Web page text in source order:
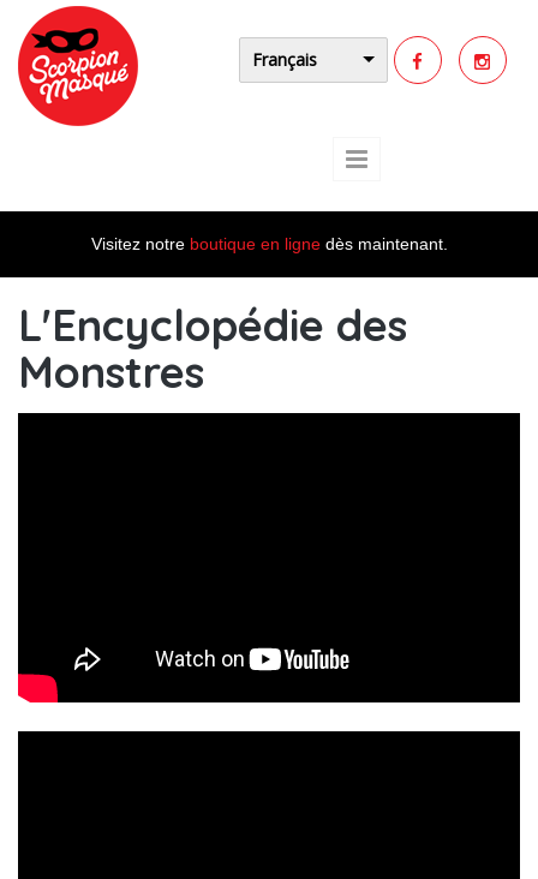
Aller au contenu principal
Français
Visitez notre boutique en lignedès maintenant.
L'Encyclopédie des
Monstres